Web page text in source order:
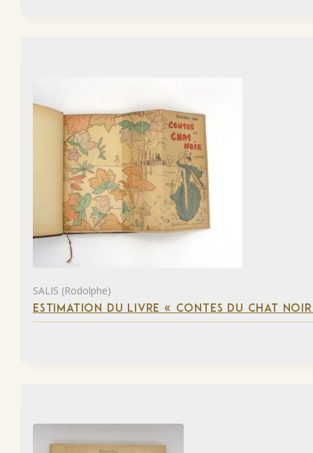
SALIS (Rodolphe)
ESTIMATION DU LIVRE « CONTES DU CHAT